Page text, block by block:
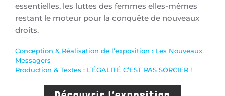
essentielles, les luttes des femmes elles-mêmes
restant le moteur pour la conquête de nouveaux
droits.
Conception & Réalisation de l’exposition : Les Nouveaux
Messagers
Production & Textes : L’ÉGALITÉ C’EST PAS SORCIER !